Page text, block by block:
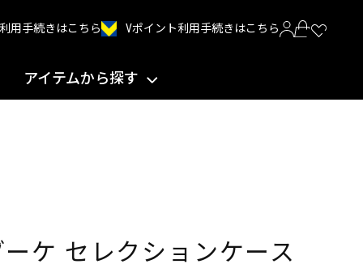
利用手続きはこちら Vポイント利用手続きはこちら
アイテムから探す
ケ セレクションケース